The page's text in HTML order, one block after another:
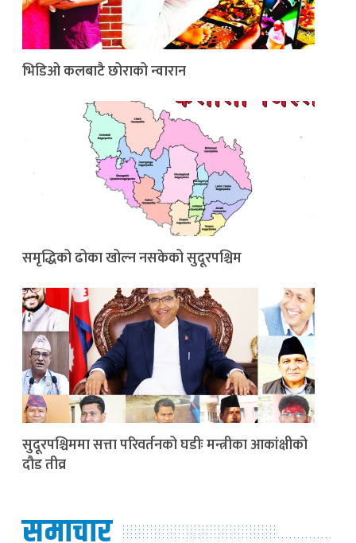
भिडिओ कलबाटै छोराको न्वारान
समृद्धिको ढोका खोल्न नसकेको सुदूरपश्चिम
सुदूरपश्चिममा सत्ता परिवर्तनको घडीः मन्त्रीका आकांक्षीको
दौड तीव्र
समाचार